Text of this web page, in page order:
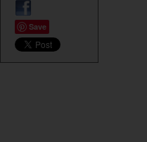
Save